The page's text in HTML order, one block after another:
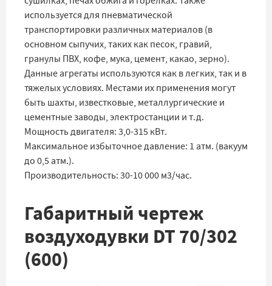
используется для пневматической
транспортировки различных материалов (в
основном сыпучих, таких как песок, гравий,
гранулы ПВХ, кофе, мука, цемент, какао, зерно).
Данные агрегаты используются как в легких, так и в
тяжелых условиях. Местами их применения могут
быть шахты, известковые, металлургические и
цементные заводы, электростанции и т.д.
Мощность двигателя: 3,0-315 кВт.
Максимальное избыточное давление: 1 атм. (вакуум
до 0,5 атм.).
Производительность: 30-10 000 м3/час.
Габаритный чертеж
воздуходувки DT 70/302
(600)